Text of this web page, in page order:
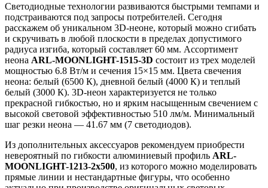
Светодиодные технологии развиваются быстрыми темпами и
подстраиваются под запросы потребителей. Сегодня
расскажем об уникальном 3D-неоне, который можно сгибать
и скручивать в любой плоскости в пределах допустимого
радиуса изгиба, который составляет 60 мм. Ассортимент
неона ARL-MOONLIGHT-1515-3D состоит из трех моделей
мощностью 6.8 Вт/м и сечения 15×15 мм. Цвета свечения
неона: белый (6500 К), дневной белый (4000 К) и теплый
белый (3000 К). 3D-неон характеризуется не только
прекрасной гибкостью, но и ярким насыщенным свечением с
высокой световой эффективностью 510 лм/м. Минимальный
шаг резки неона — 41.67 мм (7 светодиодов).
Из дополнительных аксессуаров рекомендуем приобрести
невероятный по гибкости алюминиевый профиль ARL-
MOONLIGHT-1213-2x500, из которого можно моделировать
прямые линии и нестандартные фигуры, что особенно